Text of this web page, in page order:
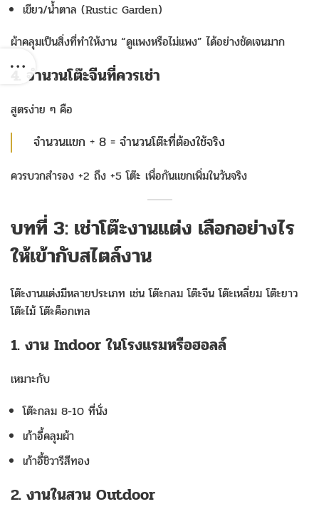
เขียว/น้ำตาล (Rustic Garden)
ผ้าคลุมเป็นสิ่งที่ทำให้งาน “ดูแพงหรือไม่แพง” ได้อย่างชัดเจนมาก
4. จำนวนโต๊ะจีนที่ควรเช่า
สูตรง่าย ๆ คือ
จำนวนแขก ÷ 8 = จำนวนโต๊ะที่ต้องใช้จริง
ควรบวกสำรอง +2 ถึง +5 โต๊ะ เพื่อกันแขกเพิ่มในวันจริง
บทที่ 3: เช่าโต๊ะงานแต่ง เลือกอย่างไร
ให้เข้ากับสไตล์งาน
โต๊ะงานแต่งมีหลายประเภท เช่น โต๊ะกลม โต๊ะจีน โต๊ะเหลี่ยม โต๊ะยาว
โต๊ะไม้ โต๊ะค็อกเทล
1. งาน Indoor ในโรงแรมหรือฮอลล์
เหมาะกับ
โต๊ะกลม 8-10 ที่นั่ง
เก้าอี้คลุมผ้า
เก้าอี้ชิวารีสีทอง
2. งานในสวน Outdoor